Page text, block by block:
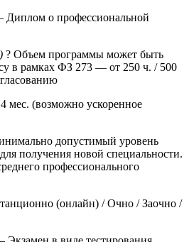
о профессиональной
? Объем программы может быть
в рамках ФЗ 273 — от 250 ч. / 500
мес. (возможно ускоренное
допустимый уровень
получения новой специальности.
профессионального
(онлайн) / Очно / Заочно /